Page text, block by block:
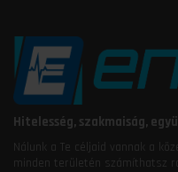
Hitelesség, szakmaiság,
Nálunk a Te céljaid vannak a
minden területén számíthatsz